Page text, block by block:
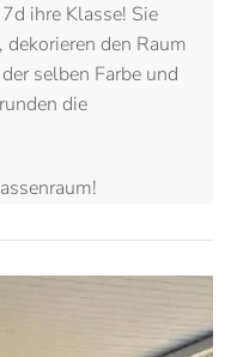
ihre Klasse! Sie
den Raum
selben Farbe und
die